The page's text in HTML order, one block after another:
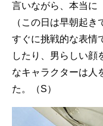
言いながら、本当に
（この日は早朝起き
すぐに挑戦的な表情
したり、男らしい
なキャラクターは人
た。（S）